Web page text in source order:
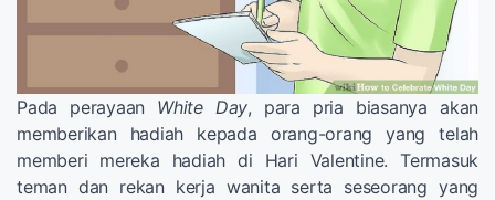
Pada perayaan White Day, para pria biasanya akan
memberikan hadiah kepada orang-orang yang telah
memberi mereka hadiah di Hari Valentine. Termasuk
teman dan rekan kerja wanita serta seseorang yang